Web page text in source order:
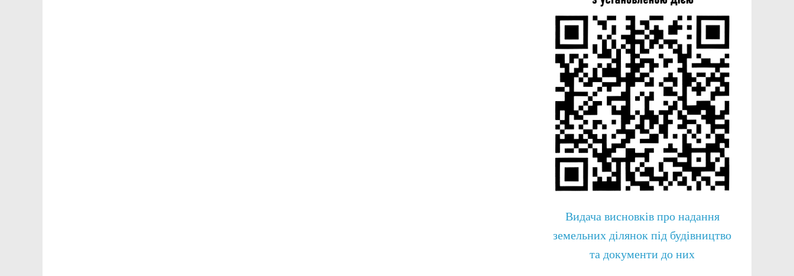
Видача висновків про надання
земельних ділянок під будівництво
та документи до них